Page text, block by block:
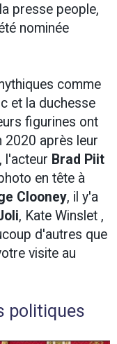
presse people,
nominée
comme
et la duchesse
figurines ont
2020 après leur
l'acteur Brad Piit
en tête à
Clooney, il y'a
, Kate Winslet ,
d'autres que
visite au
politiques